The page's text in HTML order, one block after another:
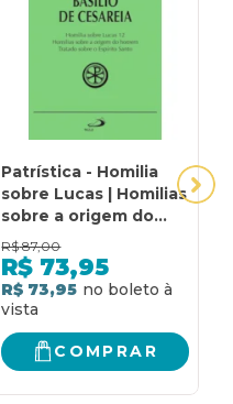
Patrística - Homilia
sobre Lucas | Homilias
sobre a origem do
homem | Tratado
sobre o Espírito Santo
- Vol. 14
R$ 87,00
R$ 73,95
R$ 73,95
COMPRAR